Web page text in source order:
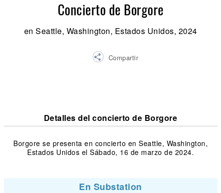
Concierto de Borgore
en Seattle, Washington, Estados Unidos, 2024
Compartir
Detalles del concierto de Borgore
Borgore se presenta en concierto en Seattle, Washington,
Estados Unidos el Sábado, 16 de marzo de 2024.
En Substation